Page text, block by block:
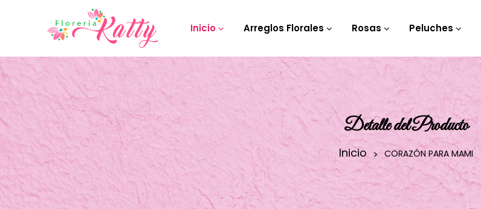
Inicio Arreglos Florales Rosas Peluches
Detalle del Producto
Inicio CORAZÓN PARA MAMI